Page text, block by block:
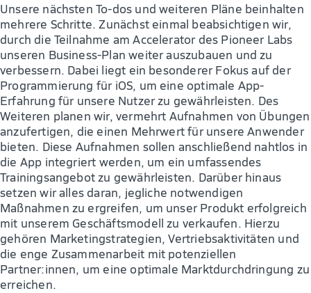
Unsere nächsten To-dos und weiteren Pläne beinhalten
mehrere Schritte. Zunächst einmal beabsichtigen wir,
durch die Teilnahme am Accelerator des Pioneer Labs
unseren Business-Plan weiter auszubauen und zu
verbessern. Dabei liegt ein besonderer Fokus auf der
Programmierung für iOS, um eine optimale App-
Erfahrung für unsere Nutzer zu gewährleisten. Des
Weiteren planen wir, vermehrt Aufnahmen von Übungen
anzufertigen, die einen Mehrwert für unsere Anwender
bieten. Diese Aufnahmen sollen anschließend nahtlos in
die App integriert werden, um ein umfassendes
Trainingsangebot zu gewährleisten. Darüber hinaus
setzen wir alles daran, jegliche notwendigen
Maßnahmen zu ergreifen, um unser Produkt erfolgreich
mit unserem Geschäftsmodell zu verkaufen. Hierzu
gehören Marketingstrategien, Vertriebsaktivitäten und
die enge Zusammenarbeit mit potenziellen
Partner:innen, um eine optimale Marktdurchdringung zu
erreichen.